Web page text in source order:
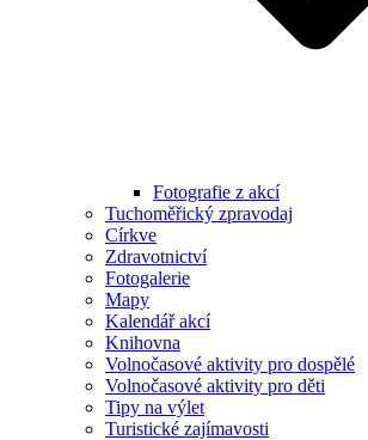
Fotografie z akcí
Tuchoměřický zpravodaj
Církve
Zdravotnictví
Fotogalerie
Mapy
Kalendář akcí
Knihovna
Volnočasové aktivity pro dospělé
Volnočasové aktivity pro děti
Tipy na výlet
Turistické zajímavosti